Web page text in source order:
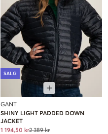
SALG
GANT
SHINY LIGHT PADDED DOWN
JACKET
1 194,50 kr2 389 kr